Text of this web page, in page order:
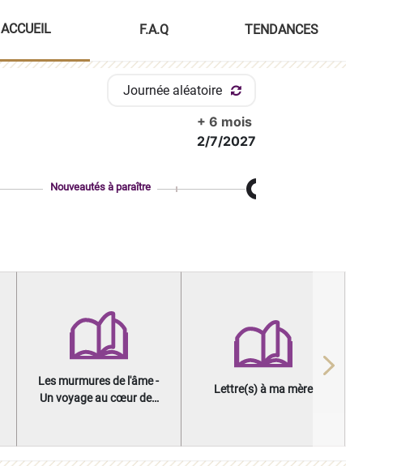
ACCUEIL F.A.Q TENDANCES
Journée aléatoire
+ 6 mois
2/7/2027
Nouveautés à paraître
Les murmures de l'âme -
Un voyage au cœur des
Lettre(s) à ma mère
Next